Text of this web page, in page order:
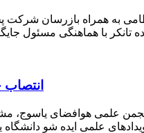
به همراه بازرسان
راننده تانکر با هماهنگی
علمی هوافضای یاسوج،
علمی ایده شو دانشگاه